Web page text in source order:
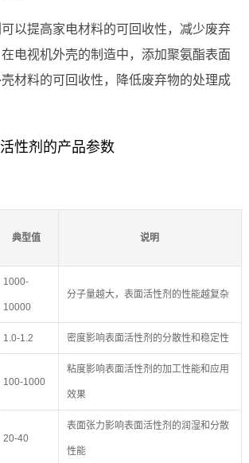
以提高家电材料的可回收性，减少废弃
电视机外壳的制造中，添加聚氨酯表面
材料的可回收性，降低废弃物的处理成
性剂的产品参数
典型值 说明
1000-
10000
分子量越大，表面活性剂的性能越复杂
1.0-1.2 密度影响表面活性剂的分散性和稳定性
100-1000
粘度影响表面活性剂的加工性能和应用
效果
20-40
表面张力影响表面活性剂的润湿和分散
性能